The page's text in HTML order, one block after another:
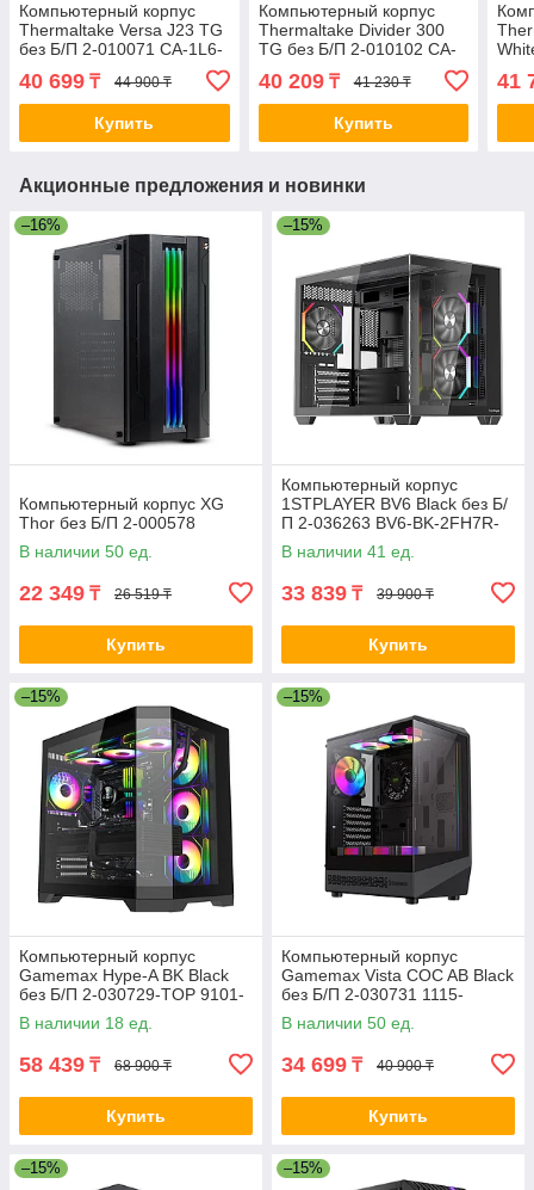
Компьютерный корпус
Thermaltake Versa J23 TG
без Б/П 2-010071 CA-1L6-
00M1WN-00
40 699 ₸ 44 900 ₸
Купить
Компьютерный корпус
Thermaltake Divider 300
TG без Б/П 2-010102 CA-
1S2-00M1WN-00
40 209₸ 41 230 ₸
Купить
41
Акционные предложения и новинки
–16%
Компьютерный корпус XG
Thor без Б/П 2-000578
В наличии 50 ед.
22 349 ₸ 26 519 ₸
Купить
–15%
Компьютерный корпус
1STPLAYER BV6 Black без Б/
П 2-036263 BV6-BK-2FH7R-
1FH7
В наличии 41 ед.
33 839 ₸ 39 900 ₸
Купить
–15%
Компьютерный корпус
Gamemax Hype-A BK Black
без Б/П 2-030729-TOP 9101-
0000R0165
В наличии 18 ед.
58 439 ₸ 68 900 ₸
Купить
–15%
Компьютерный корпус
Gamemax Vista COC AB Black
без Б/П 2-030731 1115-
3806R0004
В наличии 50 ед.
34 699 ₸ 40 900 ₸
Купить
–15% –15%